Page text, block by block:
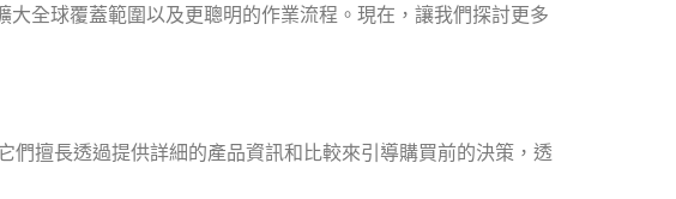
全球覆蓋範圍以及更聰明的作業流程。現在，讓我們探討更多
擅長透過提供詳細的產品資訊和比較來引導購買前的決策，透